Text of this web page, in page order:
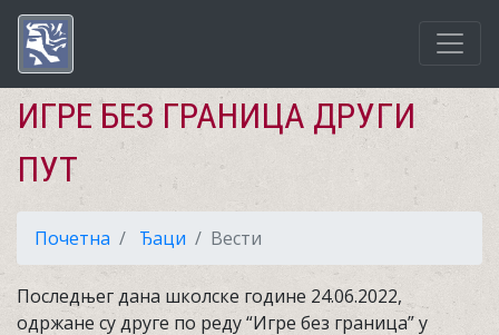
ИГРЕ БЕЗ ГРАНИЦА ДРУГИ
ПУТ
Почетна Ђаци Вести
Последњег дана школске године 24.06.2022,
одржане су друге по реду “Игре без граница” у